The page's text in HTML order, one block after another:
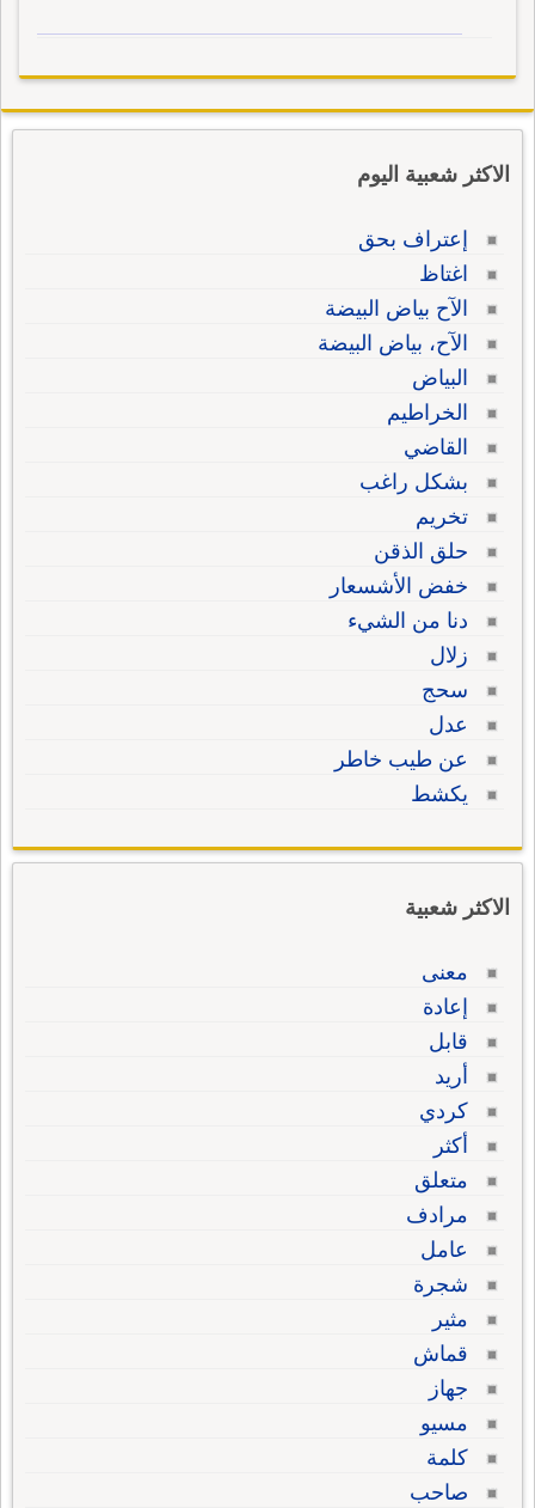
الاكثر شعبية اليوم
إعتراف بحق
اغتاظ
الآح بياض البيضة
الآح، بياض البيضة
البياض
الخراطيم
القاضي
بشكل راغب
تخريم
حلق الذقن
خفض الأشسعار
دنا من الشيء
زلال
سحج
عدل
عن طيب خاطر
يكشط
الاكثر شعبية
معنى
إعادة
قابل
أريد
كردي
أكثر
متعلق
مرادف
عامل
شجرة
مثير
قماش
جهاز
مسيو
كلمة
صاحب